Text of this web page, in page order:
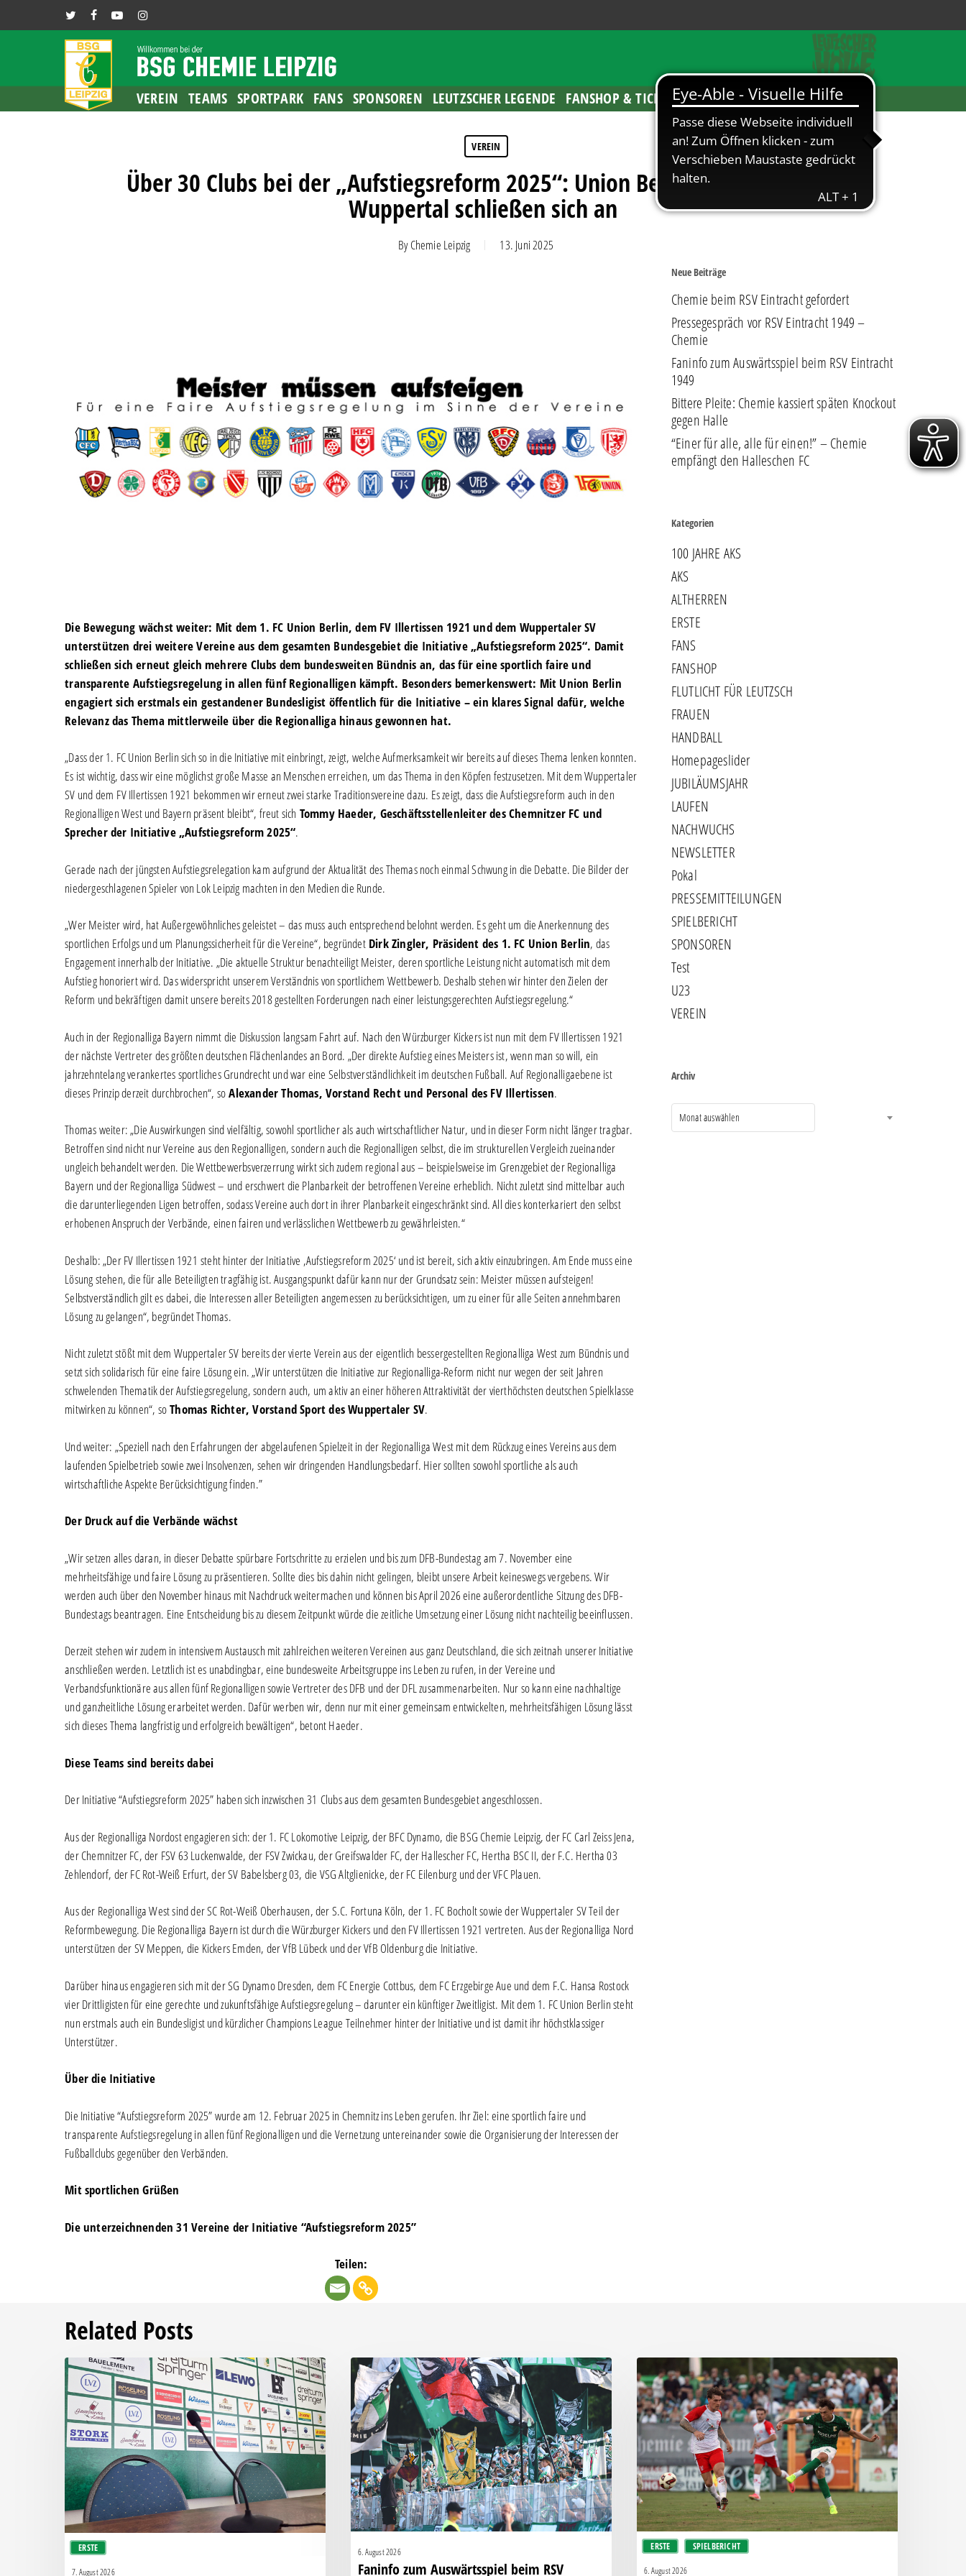
to
TWITTERFACEBOOKYOUTUBEINSTAGRAM
VEREIN TEAMS SPORTPARK FANS SPONSOREN LEUTZSCHER LEGENDE FANSHOP & TICKETS
VEREIN
Über 30 Clubs bei der „Aufstiegsreform 2025“: Union Berlin, Illertissen und
Wuppertal schließen sich an
By Chemie Leipzig 13. Juni 2025
Die Bewegung wächst weiter: Mit dem 1. FC Union Berlin, dem FV Illertissen 1921 und dem Wuppertaler SV
unterstützen drei weitere Vereine aus dem gesamten Bundesgebiet die Initiative „Aufstiegsreform 2025“. Damit
schließen sich erneut gleich mehrere Clubs dem bundesweiten Bündnis an, das für eine sportlich faire und
transparente Aufstiegsregelung in allen fünf Regionalligen kämpft. Besonders bemerkenswert: Mit Union Berlin
engagiert sich erstmals ein gestandener Bundesligist öffentlich für die Initiative – ein klares Signal dafür, welche
Relevanz das Thema mittlerweile über die Regionalliga hinaus gewonnen hat.
„Dass der 1. FC Union Berlin sich so in die Initiative mit einbringt, zeigt, welche Aufmerksamkeit wir bereits auf dieses Thema lenken konnten.
Es ist wichtig, dass wir eine möglichst große Masse an Menschen erreichen, um das Thema in den Köpfen festzusetzen. Mit dem Wuppertaler
SV und dem FV Illertissen 1921 bekommen wir erneut zwei starke Traditionsvereine dazu. Es zeigt, dass die Aufstiegsreform auch in den
Regionalligen West und Bayern präsent bleibt“, freut sich Tommy Haeder, Geschäftsstellenleiter des Chemnitzer FC und
Sprecher der Initiative „Aufstiegsreform 2025“.
Gerade nach der jüngsten Aufstiegsrelegation kam aufgrund der Aktualität des Themas noch einmal Schwung in die Debatte. Die Bilder der
niedergeschlagenen Spieler von Lok Leipzig machten in den Medien die Runde.
„Wer Meister wird, hat Außergewöhnliches geleistet – das muss auch entsprechend belohnt werden. Es geht um die Anerkennung des
sportlichen Erfolgs und um Planungssicherheit für die Vereine“, begründet Dirk Zingler, Präsident des 1. FC Union Berlin, das
Engagement innerhalb der Initiative. „Die aktuelle Struktur benachteiligt Meister, deren sportliche Leistung nicht automatisch mit dem
Aufstieg honoriert wird. Das widerspricht unserem Verständnis von sportlichem Wettbewerb. Deshalb stehen wir hinter den Zielen der
Reform und bekräftigen damit unsere bereits 2018 gestellten Forderungen nach einer leistungsgerechten Aufstiegsregelung.“
Auch in der Regionalliga Bayern nimmt die Diskussion langsam Fahrt auf. Nach den Würzburger Kickers ist nun mit dem FV Illertissen 1921
der nächste Vertreter des größten deutschen Flächenlandes an Bord. „Der direkte Aufstieg eines Meisters ist, wenn man so will, ein
jahrzehntelang verankertes sportliches Grundrecht und war eine Selbstverständlichkeit im deutschen Fußball. Auf Regionalligaebene ist
dieses Prinzip derzeit durchbrochen“, soAlexander Thomas, Vorstand Recht und Personal des FV Illertissen.
Thomas weiter: „Die Auswirkungen sind vielfältig, sowohl sportlicher als auch wirtschaftlicher Natur, und in dieser Form nicht länger tragbar.
Betroffen sind nicht nur Vereine aus den Regionalligen, sondern auch die Regionalligen selbst, die im strukturellen Vergleich zueinander
ungleich behandelt werden. Die Wettbewerbsverzerrung wirkt sich zudem regional aus – beispielsweise im Grenzgebiet der Regionalliga
Bayern und der Regionalliga Südwest – und erschwert die Planbarkeit der betroffenen Vereine erheblich. Nicht zuletzt sind mittelbar auch
die darunterliegenden Ligen betroffen, sodass Vereine auch dort in ihrer Planbarkeit eingeschränkt sind. All dies konterkariert den selbst
erhobenen Anspruch der Verbände, einen fairen und verlässlichen Wettbewerb zu gewährleisten.“
Deshalb: „Der FV Illertissen 1921 steht hinter der Initiative ‚Aufstiegsreform 2025‘ und ist bereit, sich aktiv einzubringen. Am Ende muss eine
Lösung stehen, die für alle Beteiligten tragfähig ist. Ausgangspunkt dafür kann nur der Grundsatz sein: Meister müssen aufsteigen!
Selbstverständlich gilt es dabei, die Interessen aller Beteiligten angemessen zu berücksichtigen, um zu einer für alle Seiten annehmbaren
Lösung zu gelangen“, begründet Thomas.
Nicht zuletzt stößt mit dem Wuppertaler SV bereits der vierte Verein aus der eigentlich bessergestellten Regionalliga West zum Bündnis und
setzt sich solidarisch für eine faire Lösung ein. „Wir unterstützen die Initiative zur Regionalliga-Reform nicht nur wegen der seit Jahren
schwelenden Thematik der Aufstiegsregelung, sondern auch, um aktiv an einer höheren Attraktivität der vierthöchsten deutschen Spielklasse
mitwirken zu können“, soThomas Richter, Vorstand Sport des Wuppertaler SV.
Und weiter: „Speziell nach den Erfahrungen der abgelaufenen Spielzeit in der Regionalliga West mit dem Rückzug eines Vereins aus dem
laufenden Spielbetrieb sowie zwei Insolvenzen, sehen wir dringenden Handlungsbedarf. Hier sollten sowohl sportliche als auch
wirtschaftliche Aspekte Berücksichtigung finden.”
Der Druck auf die Verbände wächst
„Wir setzen alles daran, in dieser Debatte spürbare Fortschritte zu erzielen und bis zum DFB-Bundestag am 7. November eine
mehrheitsfähige und faire Lösung zu präsentieren. Sollte dies bis dahin nicht gelingen, bleibt unsere Arbeit keineswegs vergebens. Wir
werden auch über den November hinaus mit Nachdruck weitermachen und können bis April 2026 eine außerordentliche Sitzung des DFB-
Bundestags beantragen. Eine Entscheidung bis zu diesem Zeitpunkt würde die zeitliche Umsetzung einer Lösung nicht nachteilig beeinflussen.
Derzeit stehen wir zudem in intensivem Austausch mit zahlreichen weiteren Vereinen aus ganz Deutschland, die sich zeitnah unserer Initiative
anschließen werden. Letztlich ist es unabdingbar, eine bundesweite Arbeitsgruppe ins Leben zu rufen, in der Vereine und
Verbandsfunktionäre aus allen fünf Regionalligen sowie Vertreter des DFB und der DFL zusammenarbeiten. Nur so kann eine nachhaltige
und ganzheitliche Lösung erarbeitet werden. Dafür werben wir, denn nur mit einer gemeinsam entwickelten, mehrheitsfähigen Lösung lässt
sich dieses Thema langfristig und erfolgreich bewältigen“, betont Haeder.
Diese Teams sind bereits dabei
Der Initiative “Aufstiegsreform 2025” haben sich inzwischen 31 Clubs aus dem gesamten Bundesgebiet angeschlossen.
Aus der Regionalliga Nordost engagieren sich: der 1. FC Lokomotive Leipzig, der BFC Dynamo, die BSG Chemie Leipzig, der FC Carl Zeiss Jena,
der Chemnitzer FC, der FSV 63 Luckenwalde, der FSV Zwickau, der Greifswalder FC, der Hallescher FC, Hertha BSC II, der F.C. Hertha 03
Zehlendorf, der FC Rot-Weiß Erfurt, der SV Babelsberg 03, die VSG Altglienicke, der FC Eilenburg und der VFC Plauen.
Aus der Regionalliga West sind der SC Rot-Weiß Oberhausen, der S.C. Fortuna Köln, der 1. FC Bocholt sowie der Wuppertaler SV Teil der
Reformbewegung. Die Regionalliga Bayern ist durch die Würzburger Kickers und den FV Illertissen 1921 vertreten. Aus der Regionalliga Nord
unterstützen der SV Meppen, die Kickers Emden, der VfB Lübeck und der VfB Oldenburg die Initiative.
Darüber hinaus engagieren sich mit der SG Dynamo Dresden, dem FC Energie Cottbus, dem FC Erzgebirge Aue und dem F.C. Hansa Rostock
vier Drittligisten für eine gerechte und zukunftsfähige Aufstiegsregelung – darunter ein künftiger Zweitligist. Mit dem 1. FC Union Berlin steht
nun erstmals auch ein Bundesligist und kürzlicher Champions League Teilnehmer hinter der Initiative und ist damit ihr höchstklassiger
Unterstützer.
Über die Initiative
Die Initiative “Aufstiegsreform 2025” wurde am 12. Februar 2025 in Chemnitz ins Leben gerufen. Ihr Ziel: eine sportlich faire und
transparente Aufstiegsregelung in allen fünf Regionalligen und die Vernetzung untereinander sowie die Organisierung der Interessen der
Fußballclubs gegenüber den Verbänden.
Mit sportlichen Grüßen
Die unterzeichnenden 31 Vereine der Initiative “Aufstiegsreform 2025”
Teilen:
Neue Beiträge
Chemie beim RSV Eintracht gefordert
Pressegespräch vor RSV Eintracht 1949 –
Chemie
Faninfo zum Auswärtsspiel beim RSV Eintracht
1949
Bittere Pleite: Chemie kassiert späten Knockout
gegen Halle
“Einer für alle, alle für einen!” – Chemie
empfängt den Halleschen FC
Kategorien
100 JAHRE AKS
AKS
ALTHERREN
ERSTE
FANS
FANSHOP
FLUTLICHT FÜR LEUTZSCH
FRAUEN
HANDBALL
Homepageslider
JUBILÄUMSJAHR
LAUFEN
NACHWUCHS
NEWSLETTER
Pokal
PRESSEMITTEILUNGEN
SPIELBERICHT
SPONSOREN
Test
U23
VEREIN
Archiv
Monat auswählen
Related Posts
ERSTE
Pressegespräch
vor
RSV
Eintracht
1949
–
Chemie
7. August 2026
Faninfo
zum
Auswärtsspiel
beim
RSV
Eintracht
1949
6. August 2026
Faninfo zum Auswärtsspiel beim RSV
ERSTE SPIELBERICHT
Bittere
Pleite:
Chemie
kassiert
späten
Knockout
gegen
Halle
6. August 2026